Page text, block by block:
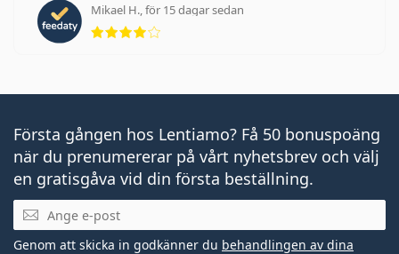
Mikael H., för 15 dagar sedan
Betyg 4 av 5
Första gången hos Lentiamo? Få 50 bonuspoäng
när du prenumererar på vårt nyhetsbrev och välj
en gratisgåva vid din första beställning.
Mejladress
Genom att skicka in godkänner du behandlingen av dina